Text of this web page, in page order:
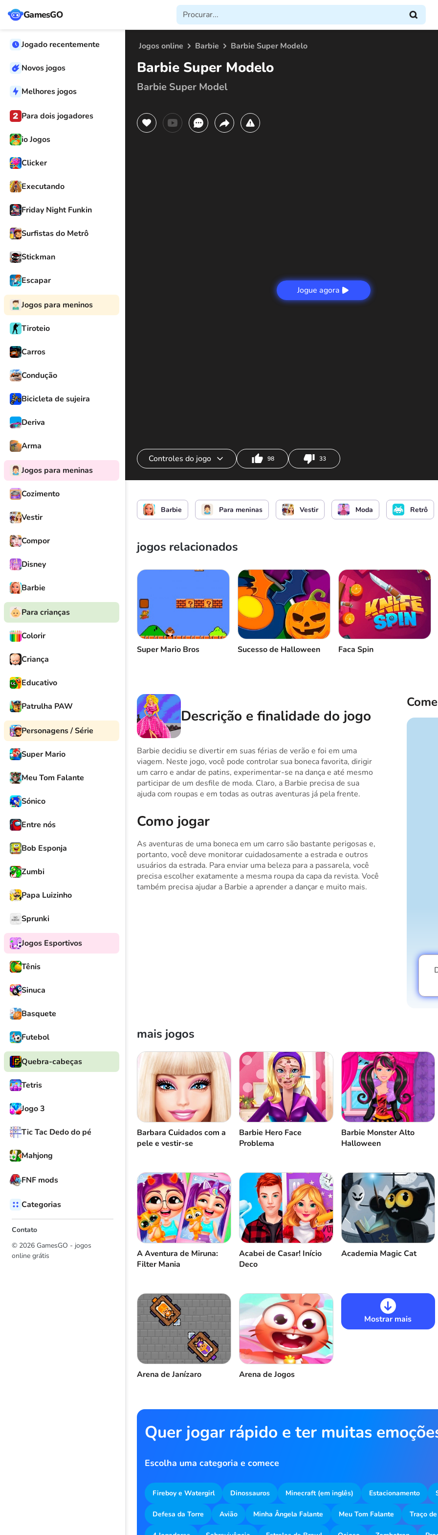
GamesGO
Jogado recentemente
Novos jogos
Melhores jogos
Para dois jogadores
io Jogos
Clicker
Executando
Friday Night Funkin
Surfistas do Metrô
Stickman
Escapar
Jogos para meninos
Tiroteio
Carros
Condução
Bicicleta de sujeira
Deriva
Arma
Jogos para meninas
Cozimento
Vestir
Compor
Disney
Barbie
Para crianças
Colorir
Criança
Educativo
Patrulha PAW
Personagens / Série
Super Mario
Meu Tom Falante
Sónico
Entre nós
Bob Esponja
Zumbi
Papa Luizinho
Sprunki
Jogos Esportivos
Tênis
Sinuca
Basquete
Futebol
Quebra-cabeças
Tetris
Jogo 3
Tic Tac Dedo do pé
Mahjong
FNF mods
Categorias
Contato
© 2026 GamesGO - jogos
online grátis
Jogos online Barbie Barbie Super Modelo
Barbie Super Modelo
Barbie Super Model
Jogue agora
Controles do jogo 98 33
Dirija o carro da Barbie Mude as roupas da Barbie
Mudando a cor dos sapatos e acessórios
Barbie Para meninas Vestir Moda Retrô
jogos relacionados
Super Mario Bros Sucesso de Halloween Faca Spin
Descrição e finalidade do jogo
Barbie decidiu se divertir em suas férias de verão e foi em uma
viagem. Neste jogo, você pode controlar sua boneca favorita, dirigir
um carro e andar de patins, experimentar-se na dança e até mesmo
participar de um desfile de moda. Claro, a Barbie precisa de sua
ajuda com roupas e em todas as outras aventuras já pela frente.
Como jogar
As aventuras de uma boneca em um carro são bastante perigosas e,
portanto, você deve monitorar cuidadosamente a estrada e outros
usuários da estrada. Para enviar uma beleza para a passarela, você
precisa escolher exatamente a mesma roupa da capa da revista. Você
também precisa ajudar a Barbie a aprender a dançar e muito mais.
mais jogos
Barbara Cuidados com a
pele e vestir-se
Barbie Hero Face
Problema
Barbie Monster Alto
Halloween
A Aventura de Miruna:
Filter Mania
Acabei de Casar! Início
Deco
Academia Magic Cat
Arena de Janízaro Arena de Jogos
Mostrar mais
Quer jogar rápido e ter muitas
Escolha uma categoria e comece
Fireboy e Watergirl Dinossauros Minecraft (em inglês) Estacionamento
Defesa da Torre Avião Minha Ângela Falante Meu Tom Falante Traço